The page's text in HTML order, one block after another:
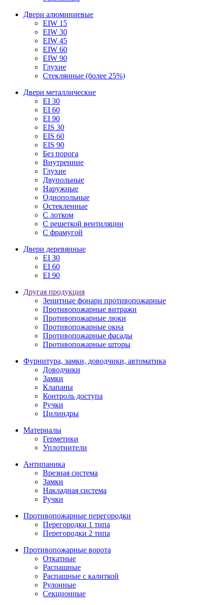
Двери алюминиевые
EIW 15
EIW 30
EIW 45
EIW 60
EIW 90
Глухие
Стеклянные (более 25%)
Двери металлические
EI 30
EI 60
EI 90
EIS 30
EIS 60
EIS 90
Без порога
Внутренние
Глухие
Двупольные
Наружные
Однопольные
Остекленные
С лотком
С решеткой вентиляции
С фрамугой
Двери деревянные
EI 30
EI 60
EI 90
Другая продукция
Зенитные фонари противопожарные
Противопожарные витражи
Противопожарные люки
Противопожарные окна
Противопожарные фасады
Противопожарные шторы
Фурнитура, замки, доводчики, автоматика
Доводчики
Замки
Клапаны
Контроль доступа
Ручки
Цилиндры
Материалы
Герметики
Уплотнители
Антипаника
Врезная система
Замки
Накладная система
Ручки
Противопожарные перегородки
Перегородки 1 типа
Перегородки 2 типа
Противопожарные ворота
Откатные
Распашные
Распашные с калиткой
Рулонные
Секционные